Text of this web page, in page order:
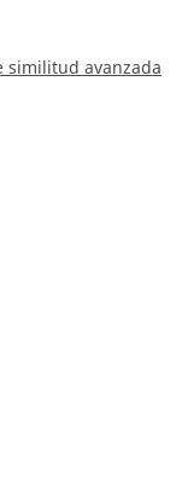
similitud avanzada